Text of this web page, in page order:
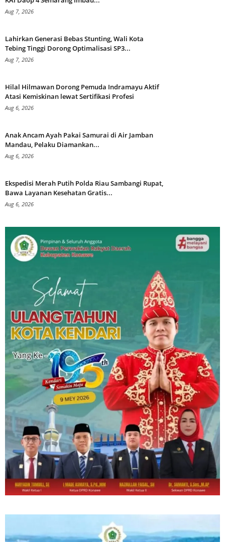
Aug 7, 2026
Lahirkan Generasi Bebas Stunting, Wali Kota
Tebing Tinggi Dorong Optimalisasi SP3...
Aug 7, 2026
Hilal Hilmawan Dorong Pemuda Indramayu Aktif
Atasi Kemiskinan lewat Sertifikasi Profesi
Aug 6, 2026
Anak Ancam Ayah Pakai Samurai di Air Jamban
Mandau, Pelaku Diamankan...
Aug 6, 2026
Ekspedisi Merah Putih Polda Riau Sambangi Rupat,
Bawa Layanan Kesehatan Gratis...
Aug 6, 2026